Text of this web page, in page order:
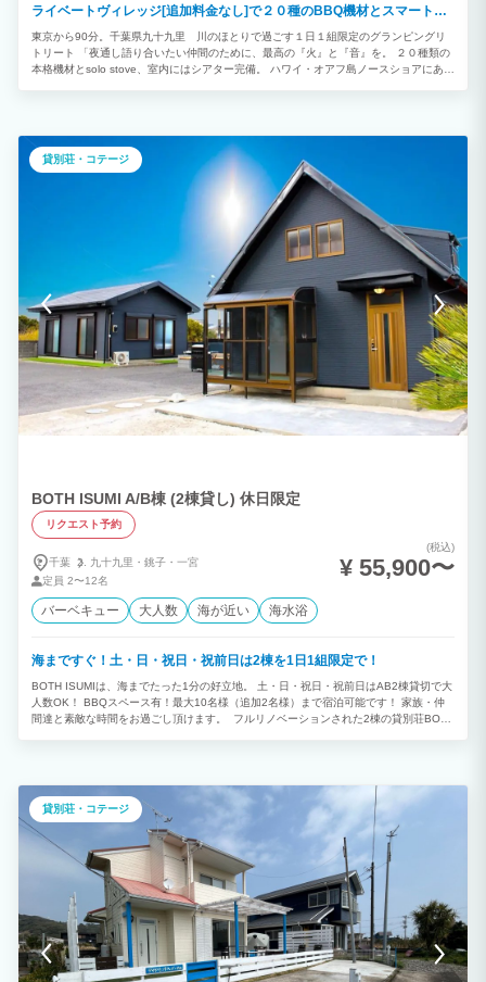
ライベートヴィレッジ[追加料金なし]で２０種のBBQ機材とスマートプ
ロジェクターをご利用いただけます
東京から90分。千葉県九十九里 川のほとりで過ごす１日１組限定のグランピングリ
トリート 「夜通し語り合いたい仲間のために、最高の『火』と『音』を。 ２０種類の
本格機材とsolo stove、室内にはシアター完備。 ハワイ・オアフ島ノースショアにある
に目覚める朝ーー ここでは、日常を忘れ、仲間や家族と一緒に ”時間と空間のシェ
ア”を楽しむことができます。 トレーラーハウス2台／コットンテント1張／Riverside
Lanai グランピングならではの北欧ブランド・ノルディスク社製コットンテントだけ
でなく、 他にはないフルオーダーメイドのホームシアター付きトレーラーハウス2台を
使った設計のため、 2組グループでもお互いのプライベートを保ちながら快適にお過ご
しいただける、 カジュアルグラマラスなアウトドア体験となります。 川沿いのラナイ
で雰囲気たっぷりのBBQや焚き火をみんなで囲み楽しんだあとは、 それぞれのトレー
ラーハウスでお好みの映画や音楽でゆっくりとお過ごしいただいく。 インドア・アウ
トドア/シェア・プライベート、 それぞれの異なるスタイルをお楽しみいただける空間
をデザインしています。 ”海と共に生きる”という選択 千葉・長生村というローカルの
地でLoaは海と川、 自然と人との”ちょうどいい距離”を大切にしています。 都会の便
利さではなく、自然のリズムに合わせて過ごす豊かさ。 海から300mの好立地に位置し
聞こえてくる波音が皆様を癒してくれることでしょう。 海と川が混ざり合うリバーサ
イドで、 日常を忘れてリラックスするための場所をつくりました。 4〜6名で快適に過
ごせるよう設計しています。 ☆プラン名 ~Hawaiian Camp style~ ＊最大定員６名様
＜利用料金＞ ＊4名様まで同一料金 ：52,800円〜85800円（4名含む） ☆5名様以上で
のご利用の際は追加料金：12,100円〜18,700円 ※利用料金は曜日・シーズン等によ
り変動するダイナミックプライジング＜価格変動制＞です。 ※小学生の追加料金は通
常料金の60％ 幼児＜未就学児＞は無料サービスとなります。 ※幼児はトレーラーハ
貸別荘・コテージ
BOTH ISUMI A/B棟 (2棟貸し) 休日限定
リクエスト予約
千葉 九十九里・ 銚子・ 一宮
定員 2〜12名
(税込)
¥ 55,900〜
バーベキュー 大人数 海が近い 海水浴
海まですぐ！土・日・祝日・祝前日は2棟を1日1組限定で！
BOTH ISUMIは、海までたった1分の好立地。 土・日・祝日・祝前日はAB2棟貸切で大
人数OK！ BBQスペース有！最大10名様（追加2名様）まで宿泊可能です！ 家族・仲
間達と素敵な時間をお過ごし頂けます。 フルリノベーションされた2棟の貸別荘BOTH
貸別荘・コテージ